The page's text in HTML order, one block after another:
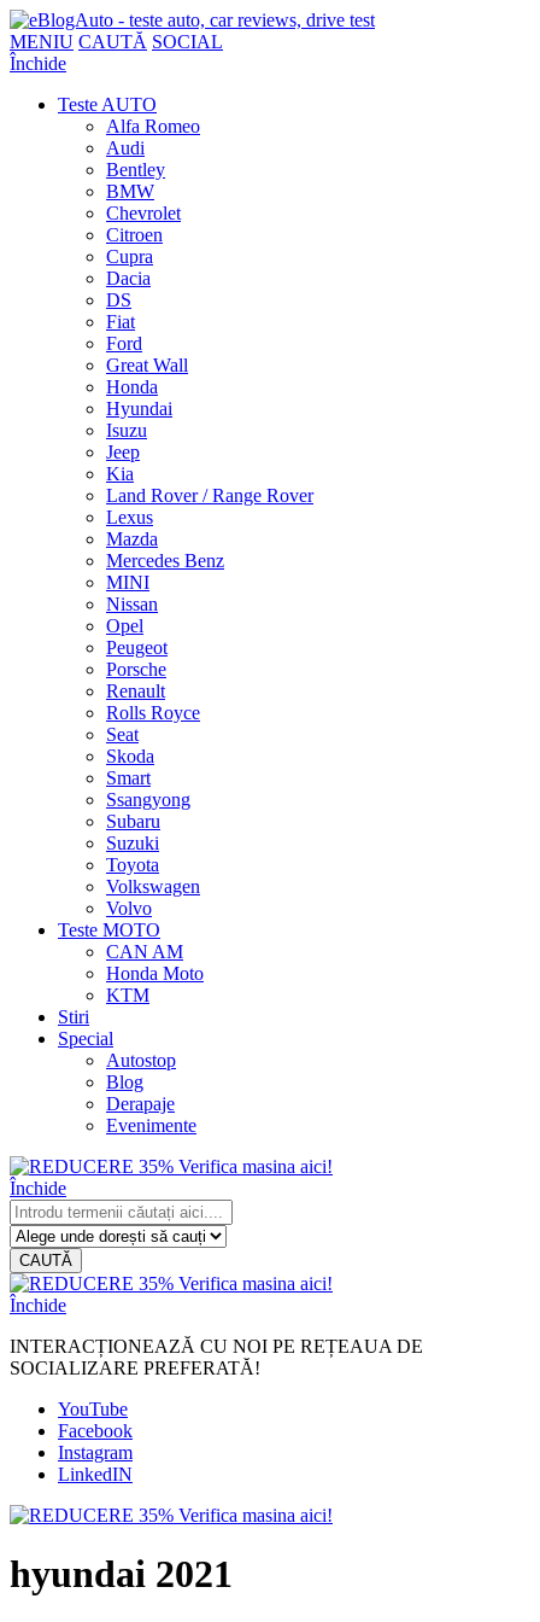
MENIU CAUTĂ SOCIAL
Închide
Teste AUTO
Alfa Romeo
Audi
Bentley
BMW
Chevrolet
Citroen
Cupra
Dacia
DS
Fiat
Ford
Great Wall
Honda
Hyundai
Isuzu
Jeep
Kia
Land Rover / Range Rover
Lexus
Mazda
Mercedes Benz
MINI
Nissan
Opel
Peugeot
Porsche
Renault
Rolls Royce
Seat
Skoda
Smart
Ssangyong
Subaru
Suzuki
Toyota
Volkswagen
Volvo
Teste MOTO
CAN AM
Honda Moto
KTM
Stiri
Special
Autostop
Blog
Derapaje
Evenimente
Închide
CAUTĂ
Închide
INTERACȚIONEAZĂ CU NOI PE REȚEAUA DE
SOCIALIZARE PREFERATĂ!
YouTube
Facebook
Instagram
LinkedIN
hyundai 2021